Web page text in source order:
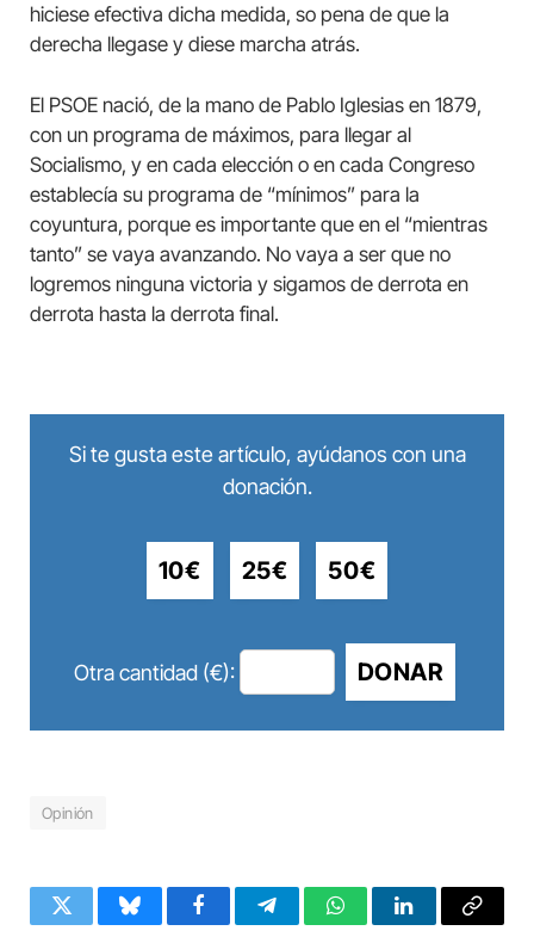
hiciese efectiva dicha medida, so pena de que la
derecha llegase y diese marcha atrás.
El PSOE nació, de la mano de Pablo Iglesias en 1879,
con un programa de máximos, para llegar al
Socialismo, y en cada elección o en cada Congreso
establecía su programa de “mínimos” para la
coyuntura, porque es importante que en el “mientras
tanto” se vaya avanzando. No vaya a ser que no
logremos ninguna victoria y sigamos de derrota en
derrota hasta la derrota final.
Si te gusta este artículo, ayúdanos con una
donación.
10€ 25€ 50€
Otra cantidad (€): DONAR
Opinión
Twitter BlueskyFacebookTelegramWhatsAppLinkedInCopy